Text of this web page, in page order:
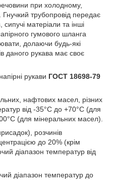
при холодному,
Гнучкий трубопровід передає
матеріали та інші
гумового шланга
долаючи будь-які
даного рукава має своє
рукави ГОСТ 18698-79
нафтових масел, різних
від -35°С до +70°С (для
(для мінеральних масел).
розчинів
до 20% (крім
діапазон температур від
діапазон температур до